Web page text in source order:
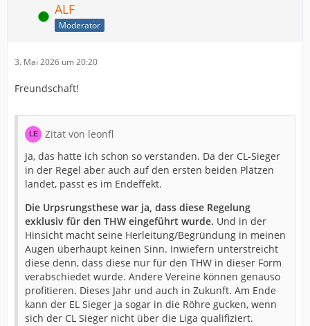
Online ALF
Moderator
3. Mai 2026 um 20:20
Freundschaft!
Zitat von leonfl
Ja, das hatte ich schon so verstanden. Da der CL-Sieger
in der Regel aber auch auf den ersten beiden Plätzen
landet, passt es im Endeffekt.
Die Urpsrungsthese war ja, dass diese Regelung
exklusiv für den THW eingeführt wurde. Und in der
Hinsicht macht seine Herleitung/Begründung in meinen
Augen überhaupt keinen Sinn. Inwiefern unterstreicht
diese denn, dass diese nur für den THW in dieser Form
verabschiedet wurde. Andere Vereine können genauso
profitieren. Dieses Jahr und auch in Zukunft. Am Ende
kann der EL Sieger ja sogar in die Röhre gucken, wenn
sich der CL Sieger nicht über die Liga qualifiziert.